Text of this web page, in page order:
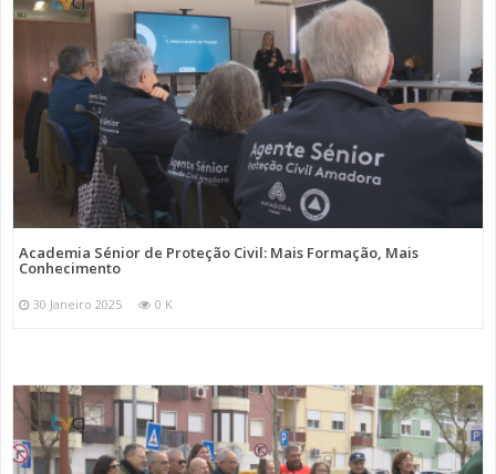
Academia Sénior de Proteção Civil: Mais Formação, Mais
Conhecimento
30 Janeiro 2025 0 K